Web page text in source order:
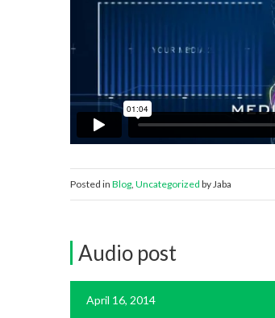
Posted in Blog, Uncategorized by Jaba
Audio post
April 16, 2014